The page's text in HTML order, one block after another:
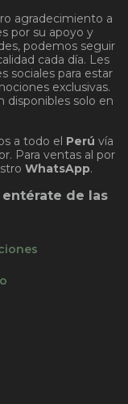
agradecimiento a
por su apoyo y
podemos seguir
cada día. Les
sociales para estar
exclusivas.
disponibles solo en
a todo el Perú vía
Para ventas al por
WhatsApp.
entérate de las